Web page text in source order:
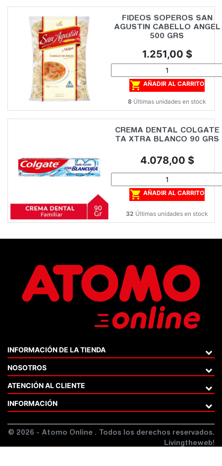
FIDEOS SOPEROS SAN
AGUSTIN CABELLO ANGEL
500 GRS
Precio
1.251,00 $
 AÑADIR AL CARRITO
8 Últimas unidades en stock
CREMA DENTAL COLGATE
TA XTRA BLANCO 90 GRS
Precio
4.078,00 $
 AÑADIR AL CARRITO
32 Últimas unidades en stock
INFORMACIÓN DE LA TIENDA
NOSOTROS
ATENCIÓN AL CLIENTE
INFORMACIÓN
© 2026 - Atomo Online . Todos los derechos reservados.
Livingtheweb!